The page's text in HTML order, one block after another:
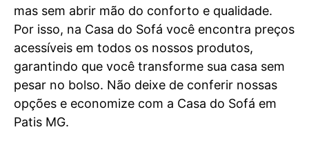
mas sem abrir mão do conforto e qualidade.
Por isso, na Casa do Sofá você encontra preços
acessíveis em todos os nossos produtos,
garantindo que você transforme sua casa sem
pesar no bolso. Não deixe de conferir nossas
opções e economize com a Casa do Sofá em
Patis MG.